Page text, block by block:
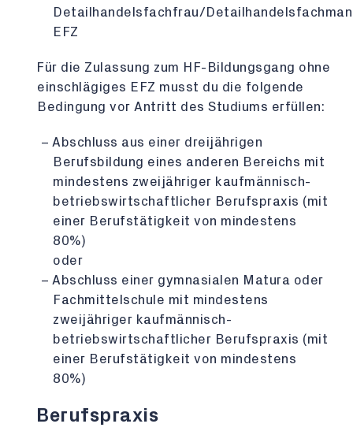
Detailhandelsfachfrau/
EFZ
Für die Zulassung zum HF-Bildungsgang ohne
einschlägiges EFZ musst du die folgende
Bedingung vor Antritt des Studiums erfüllen:
Abschluss aus einer dreijährigen
Berufsbildung eines anderen Bereichs mit
mindestens zweijähriger kaufmännisch-
betriebswirtschaftlicher Berufspraxis (mit
einer Berufstätigkeit von mindestens
80%)
oder
Abschluss einer gymnasialen Matura oder
Fachmittelschule mit mindestens
zweijähriger kaufmännisch-
betriebswirtschaftlicher Berufspraxis (mit
einer Berufstätigkeit von mindestens
80%)
Berufspraxis